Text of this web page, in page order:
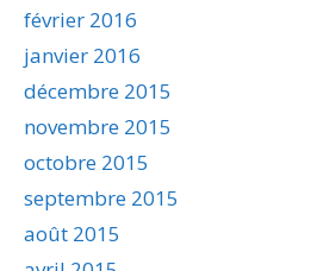
février 2016
janvier 2016
décembre 2015
novembre 2015
octobre 2015
septembre 2015
août 2015